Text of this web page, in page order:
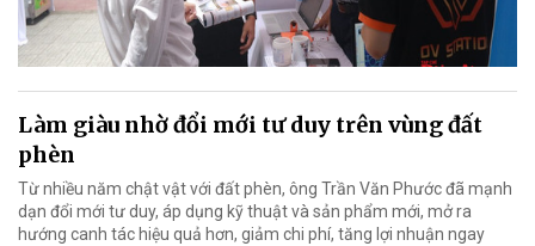
Làm giàu nhờ đổi mới tư duy trên vùng đất
phèn
Từ nhiều năm chật vật với đất phèn, ông Trần Văn Phước đã mạnh
dạn đổi mới tư duy, áp dụng kỹ thuật và sản phẩm mới, mở ra
hướng canh tác hiệu quả hơn, giảm chi phí, tăng lợi nhuận ngay